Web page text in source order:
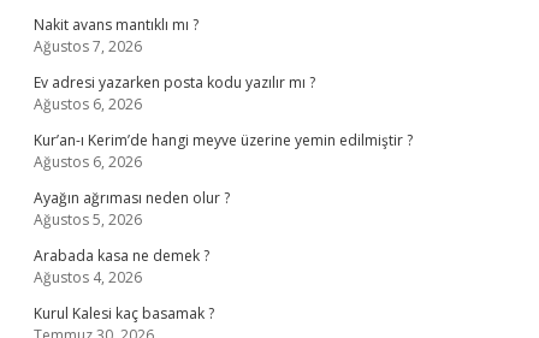
Nakit avans mantıklı mı ?
Ağustos 7, 2026
Ev adresi yazarken posta kodu yazılır mı ?
Ağustos 6, 2026
Kur’an-ı Kerim’de hangi meyve üzerine yemin edilmiştir ?
Ağustos 6, 2026
Ayağın ağrıması neden olur ?
Ağustos 5, 2026
Arabada kasa ne demek ?
Ağustos 4, 2026
Kurul Kalesi kaç basamak ?